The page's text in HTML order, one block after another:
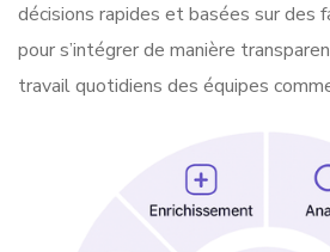
décisions rapides et basées sur des
pour s’intégrer de manière
travail quotidiens des équipes